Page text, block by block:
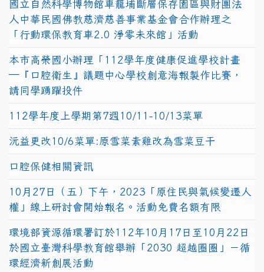
國立自然科學博物館車籠埔斷層保存園區與財團法
人中華民國佛教慈濟慈善事業基金會合作辦理之
「行動環保教育車2.0 淨零未來館」活動
本市高榮國小辦理「112學年度健康促進學校計畫
─『口腔衛生』議題中心學校創意海報製作比賽，
請同學踴躍投件
112學年度上學期第7週10/11-10/13菜單
沅益更改10/6菜單:原雪菜素雞改為雪菜豆干
口腔保健相關資訊
10月27日（五）下午，2023「原住民與氣候變遷人
權」線上研討會開始報名。活動免費名額有限
環境部資源循環署訂於112年10月17日至10月22日
於國立臺灣科學教育館舉辦「2030 超越圈圈」－循
環經濟新創展活動